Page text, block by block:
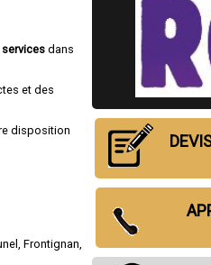
services dans
et des
disposition
,Frontignan